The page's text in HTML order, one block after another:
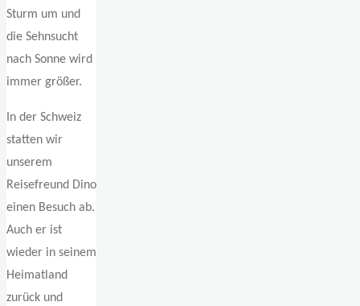
Sturm um und
die Sehnsucht
nach Sonne wird
immer größer.
In der Schweiz
statten wir
unserem
Reisefreund Dino
einen Besuch ab.
Auch er ist
wieder in seinem
Heimatland
zurück und